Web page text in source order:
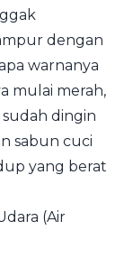
dengan
warnanya
mulai merah,
dingin
sabun cuci
yang berat
(Air